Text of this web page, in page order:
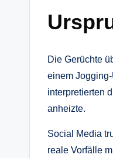
Die Gerüchte
einem
interpretierten
anheizte.
Social Media
reale Vorfälle